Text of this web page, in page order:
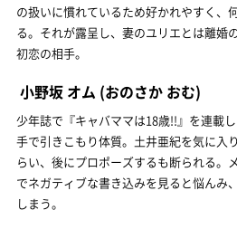
の扱いに慣れているため好かれやすく、
る。それが露呈し、妻のユリエとは離婚
初恋の相手。
小野坂 オム (おのさか おむ)
少年誌で『キャバママは18歳!!』を連載
手で引きこもり体質。土井亜紀を気に入
らい、後にプロポーズするも断られる。
でネガティブな書き込みを見ると悩んみ
しまう。